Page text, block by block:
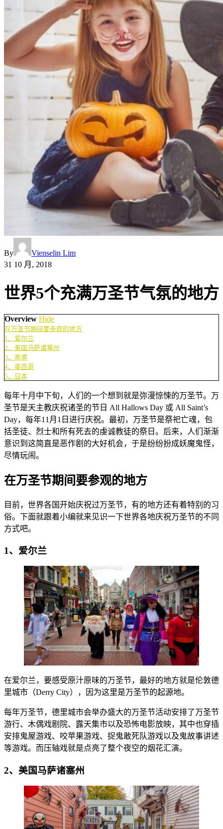
By
Vienselin Lim
31 10 月, 2018
世界5个充满万圣节气氛的地方
Overview Hide
在万圣节期间要参观的地方
1、爱尔兰
2、美国马萨诸塞州
3、香港
4、墨西哥
5、日本
每年十月中下旬，人们的一个想到就是弥漫惊悚的万圣节。万
圣节是天主教庆祝诸圣的节日 All Hallows Day 或 All Saint’s
Day，每年11月1日进行庆祝。最初，万圣节是祭祀亡魂，包
括圣徒、烈士和所有死去的虔诚教徒的祭日。后来，人们渐渐
意识到这简直是恶作剧的大好机会，于是纷纷扮成妖魔鬼怪，
尽情玩闹。
在万圣节期间要参观的地方
目前，世界各国开始庆祝过万圣节，有的地方还有着特别的习
俗。下面就跟着小编就来见识一下世界各地庆祝万圣节的不同
方式吧。
1、爱尔兰
在爱尔兰，要感受原汁原味的万圣节，最好的地方就是伦敦德
里城市（Derry City），因为这里是万圣节的起源地。
每年万圣节，德里城市会举办盛大的万圣节活动安排了万圣节
游行、木偶戏剧院、露天集市以及恐怖电影放映，其中也穿插
安排鬼屋游戏、咬苹果游戏、捉鬼敢死队游戏以及鬼故事讲述
等游戏。而压轴戏就是点亮了整个夜空的烟花汇演。
2、美国马萨诸塞州